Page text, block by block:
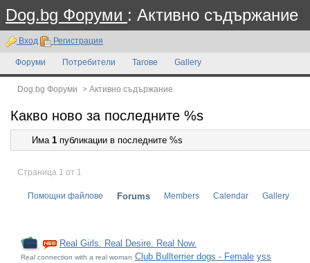
Dog.bg Форуми : Активно съдържание
Вход Регистрация
Форуми Потребители Тагове Gallery
Dog.bg Форуми > Активно съдържание
Какво ново за последните %s
Има 1 публикации в последните %s
Страница 1 от 1
Помощни файлове Forums Members Calendar Gallery
Real Girls. Real Desire. Real Now.
Real connection with a real woman Club Bullterrier dogs - Female yss